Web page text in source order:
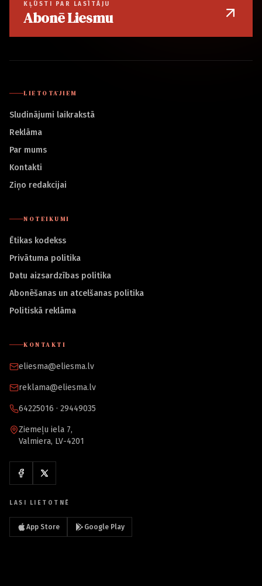
KĻŪSTI PAR LASĪTĀJU
Abonē Liesmu
LIETOTĀJIEM
Sludinājumi laikrakstā
Reklāma
Par mums
Kontakti
Ziņo redakcijai
NOTEIKUMI
Ētikas kodekss
Privātuma politika
Datu aizsardzības politika
Abonēšanas un atcelšanas politika
Politiskā reklāma
KONTAKTI
eliesma@eliesma.lv
reklama@eliesma.lv
64225016 · 29449035
Ziemeļu iela 7,
Valmiera, LV-4201
LASI LIETOTNĒ
App Store Google Play